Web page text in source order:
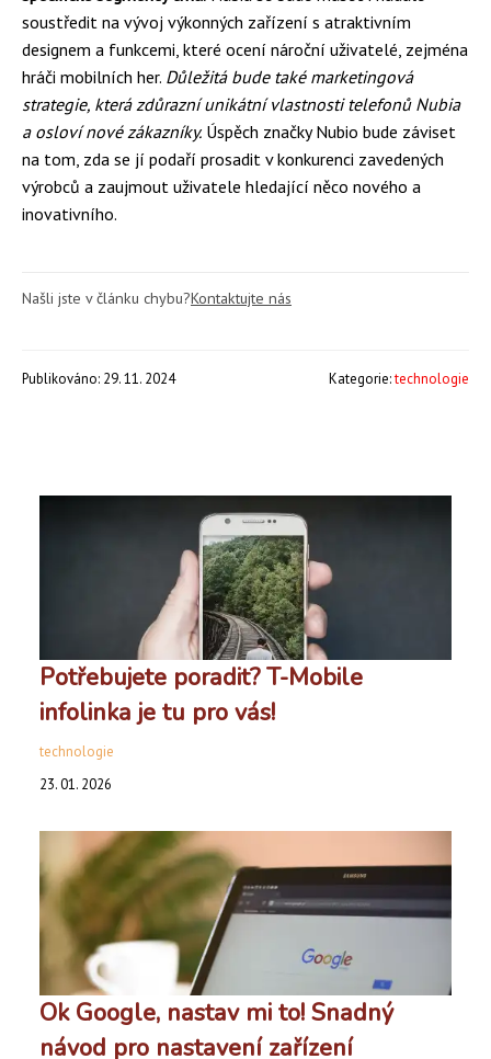
soustředit na vývoj výkonných zařízení s atraktivním
designem a funkcemi, které ocení nároční uživatelé, zejména
hráči mobilních her. Důležitá bude také marketingová
strategie, která zdůrazní unikátní vlastnosti telefonů Nubia
a osloví nové zákazníky. Úspěch značky Nubio bude záviset
na tom, zda se jí podaří prosadit v konkurenci zavedených
výrobců a zaujmout uživatele hledající něco nového a
inovativního.
Našli jste v článku chybu?Kontaktujte nás
Publikováno: 29. 11. 2024 Kategorie:technologie
Potřebujete poradit? T-Mobile
infolinka je tu pro vás!
technologie
23. 01. 2026
Ok Google, nastav mi to! Snadný
návod pro nastavení zařízení